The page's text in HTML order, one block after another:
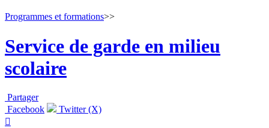
Programmes et formations>>
Service de garde en milieu
scolaire
Partager
Facebook
Twitter (X)
